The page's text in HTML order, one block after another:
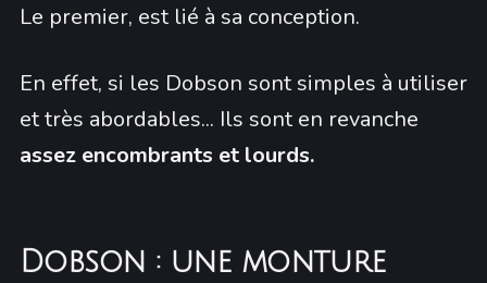
Le premier, est lié à sa conception.
En effet, si les Dobson sont simples à utiliser
et très abordables... Ils sont en revanche
assez encombrants et lourds.
Dobson : une monture